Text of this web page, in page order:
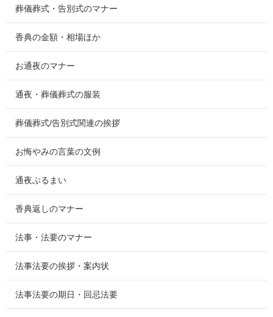
葬儀葬式・告別式のマナー
香典の金額・相場ほか
お通夜のマナー
通夜・葬儀葬式の服装
葬儀葬式/告別式関連の挨拶
お悔やみの言葉の文例
通夜ぶるまい
香典返しのマナー
法事・法要のマナー
法事法要の挨拶・案内状
法事法要の期日・回忌法要